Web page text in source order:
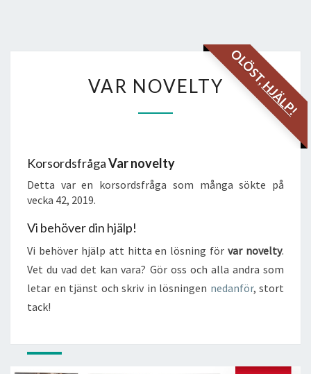
OLÖST,
HJÄLP!
NOVELTY
VAR NOVELTY
KorsordsfrågaVar novelty
Detta var en korsordsfråga som många sökte på
vecka 42, 2019.
Vi behöver din hjälp!
Vi behöver hjälp att hitta en lösning förvar novelty.
Vet du vad det kan vara? Gör oss och alla andra som
letar en tjänst och skriv in lösningen nedanför, stort
tack!